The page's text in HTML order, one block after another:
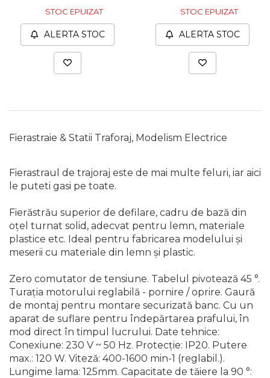
Pompa transfer lichide
Pompa Aer
Cric Manual
Ulei Hidraulic
Dinamometric
Echipamente de Siguranta
Auto
Tester Compresie Auto
Truse reparatii anvelope
Dispozitiv Aerisire &
Chingi Auto & Coarde
Elastice
Intretinere & Cosmetica
auto
Scule pentru coloana de
esapament
STOC EPUIZAT
ALERTA STOC
STOC EPUIZAT
ALERTA STOC
Fierastraie & Statii Traforaj, Modelism Electrice
Fierastraul de trajoraj este de mai multe feluri, iar aici
le puteti gasi pe toate.
Fierăstrău superior de defilare, cadru de bază din
oţel turnat solid, adecvat pentru lemn, materiale
plastice etc. Ideal pentru fabricarea modelului şi
meserii cu materiale din lemn şi plastic.
Zero comutator de tensiune. Tabelul pivotează 45 °.
Turaţia motorului reglabilă - pornire / oprire. Gaură
de montaj pentru montare securizată banc. Cu un
aparat de suflare pentru îndepărtarea prafului, în
mod direct în timpul lucrului. Date tehnice:
Conexiune: 230 V ~ 50 Hz. Protecţie: IP20. Putere
max.: 120 W. Viteză: 400-1600 min-1 (reglabil.).
Lungime lama: 125mm. Capacitate de tăiere la 90 °: